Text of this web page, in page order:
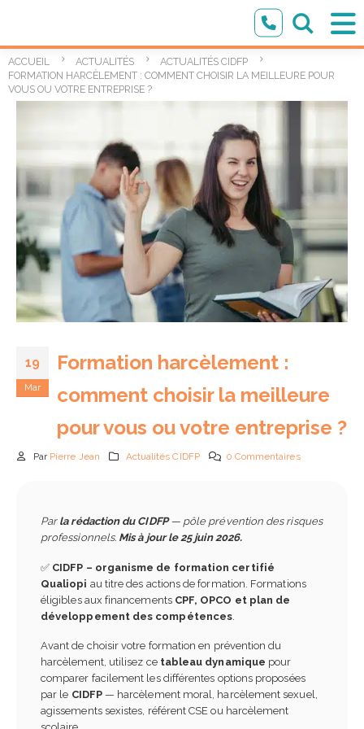
ACCUEIL ACTUALITÉS
ACTUALITÉS CIDFP
FORMATION HARCÈLEMENT : COMMENT CHOISIR LA MEILLEURE POUR
VOUS OU VOTRE ENTREPRISE ?
19
Mar
Formation harcèlement :
comment choisir la meilleure
pour vous ou votre entreprise ?
Par Pierre Jean Actualités CIDFP 0 Commentaires
Par la rédaction du CIDFP— pôle prévention des risques
professionnels. Mis à jour le 25 juin 2026.
✅ CIDFP – organisme de formation certifié
Qualiopi au titre des actions de formation. Formations
éligibles aux financements CPF, OPCO et plan de
développement des compétences
Avant de choisir votre formation en prévention du
harcèlement, utilisez ce tableau dynamique pour
comparer facilement les différentes options proposées
par le CIDFP— harcèlement moral, harcèlement sexuel,
agissements sexistes, référent CSE ou harcèlement
en 2026 : guide complet
5 août 2026
Passeport de prévention
2026 : obligations,
fonctionnement et
24 juin 2026
IA en entreprise et
formation des équipes :
pourquoi former ses